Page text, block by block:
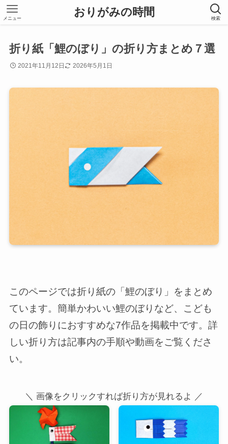
おりがみの時間 検索
メニュー
折り紙「鯉のぼり」の折り方まとめ７選
2021年11月12日 2026年5月1日
このページでは折り紙の「鯉のぼり」をまとめ
ています。簡単かわいい鯉のぼりなど、こども
の日の飾りにおすすめな7作品を掲載中です。詳
しい折り方は記事内の手順や動画をご覧くださ
い。
＼ 画像をクリックすれば折り方が見れるよ ／